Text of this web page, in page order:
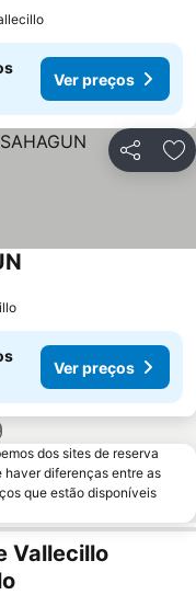
Ver preços
Partilhar
Ver preços
dos sites de reserva
haver diferenças entre as
que estão disponíveis
Vallecillo